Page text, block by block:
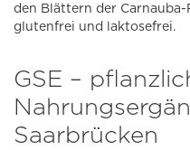
den Blättern der Carnauba-
glutenfrei und laktosefrei.
GSE –
Saarbrücken